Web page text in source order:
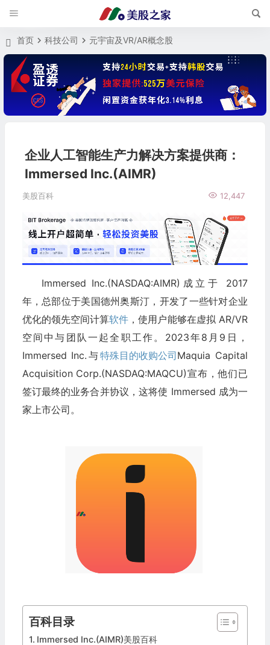
首页 科技公司 元宇宙及VR/AR概念股
企业人工智能生产力解决方案提供商：
Immersed Inc.(AIMR)
美股百科 12,447
Immersed Inc.(NASDAQ:AIMR)成立于 2017
年，总部位于美国德州奥斯汀，开发了一些针对企业
优化的领先空间计算软件 ，使用户能够在虚拟 AR/VR
空间中与团队一起全职工作。2023年8月9日，
Immersed Inc.与特殊目的收购公司Maquia Capital
Acquisition Corp.(NASDAQ:MAQCU)宣布，他们已
签订最终的业务合并协议，这将使 Immersed 成为一
家上市公司。
百科目录
Immersed Inc.(AIMR)美股百科